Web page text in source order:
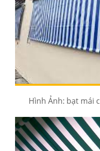
Hình Ảnh: bạt mái